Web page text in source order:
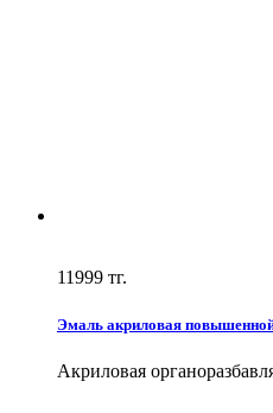
11999 тг.
Эмаль акриловая повышенной
Акриловая